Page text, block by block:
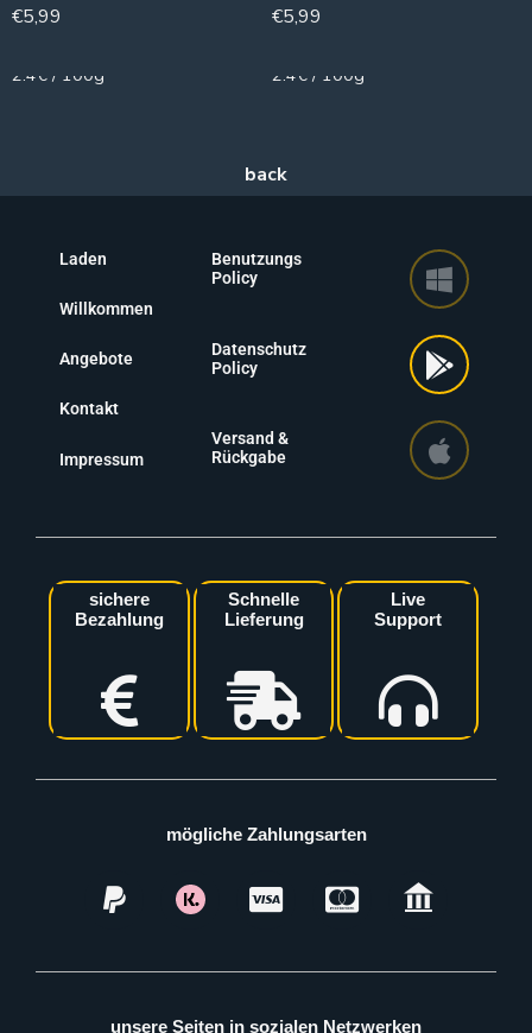
€5,99
2.4€ / 100g
€5,99
2.4€ / 100g
Laden
Willkommen
Angebote
Kontakt
Impressum
Benutzungs
Policy
Datenschutz
Policy
Versand &
Rückgabe
sichere
Bezahlung
Schnelle
Lieferung
Live
Support
mögliche Zahlungsarten
unsere Seiten in sozialen Netzwerken